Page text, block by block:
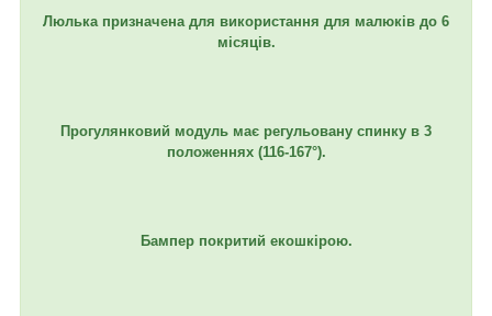
Люлька призначена для використання для малюків до 6
місяців.
Прогулянковий модуль має регульовану спинку в 3
положеннях (116-167°).
Бампер покритий екошкірою.